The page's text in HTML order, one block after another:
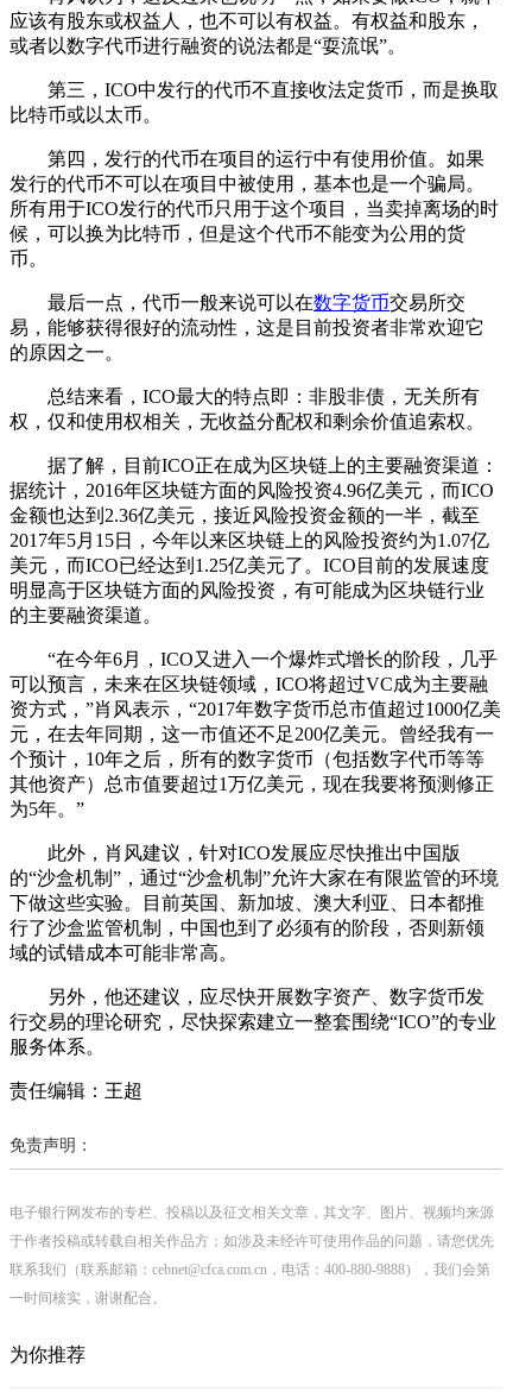
应该有股东或权益人，也不可以有权益。有权益和股东，
或者以数字代币进行融资的说法都是“耍流氓”。
第三，ICO中发行的代币不直接收法定货币，而是换取
比特币或以太币。
第四，发行的代币在项目的运行中有使用价值。如果
发行的代币不可以在项目中被使用，基本也是一个骗局。
所有用于ICO发行的代币只用于这个项目，当卖掉离场的时
候，可以换为比特币，但是这个代币不能变为公用的货
币。
最后一点，代币一般来说可以在数字货币交易所交
易，能够获得很好的流动性，这是目前投资者非常欢迎它
的原因之一。
总结来看，ICO最大的特点即：非股非债，无关所有
权，仅和使用权相关，无收益分配权和剩余价值追索权。
据了解，目前ICO正在成为区块链上的主要融资渠道：
据统计，2016年区块链方面的风险投资4.96亿美元，而ICO
金额也达到2.36亿美元，接近风险投资金额的一半，截至
2017年5月15日，今年以来区块链上的风险投资约为1.07亿
美元，而ICO已经达到1.25亿美元了。ICO目前的发展速度
明显高于区块链方面的风险投资，有可能成为区块链行业
的主要融资渠道。
“在今年6月，ICO又进入一个爆炸式增长的阶段，几乎
可以预言，未来在区块链领域，ICO将超过VC成为主要融
资方式，”肖风表示，“2017年数字货币总市值超过1000亿美
元，在去年同期，这一市值还不足200亿美元。曾经我有一
个预计，10年之后，所有的数字货币（包括数字代币等等
其他资产）总市值要超过1万亿美元，现在我要将预测修正
为5年。”
此外，肖风建议，针对ICO发展应尽快推出中国版
的“沙盒机制”，通过“沙盒机制”允许大家在有限监管的环境
下做这些实验。目前英国、新加坡、澳大利亚、日本都推
行了沙盒监管机制，中国也到了必须有的阶段，否则新领
域的试错成本可能非常高。
另外，他还建议，应尽快开展数字资产、数字货币发
行交易的理论研究，尽快探索建立一整套围绕“ICO”的专业
服务体系。
责任编辑：王超
免责声明：
电子银行网发布的专栏、投稿以及征文相关文章，其文字、图片、视频均来源
于作者投稿或转载自相关作品方；如涉及未经许可使用作品的问题，请您优先
联系我们（联系邮箱：cebnet@cfca.com.cn，电话：400-880-9888），我们会第
一时间核实，谢谢配合。
为你推荐